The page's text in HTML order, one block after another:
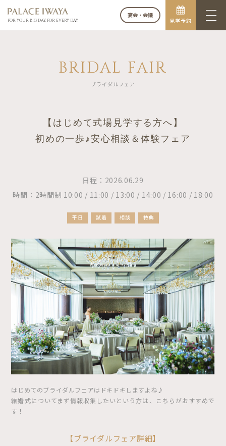
FOR YOUR BIG DAY. FOR EVERY DAY.
宴会・会議
見学予約
BRIDAL FAIR
ブライダルフェア
【はじめて式場見学する方へ】
初めの一歩♪安心相談＆体験フェア
日程：2026.06.29
時間：2時間制 10:00 / 11:00 / 13:00 / 14:00 / 16:00 / 18:00
平日 試着 相談 特典
はじめてのブライダルフェアはドキドキしますよね♪
結婚式についてまず情報収集したいという方は、こちらがおすすめで
す！
【ブライダルフェア詳細】